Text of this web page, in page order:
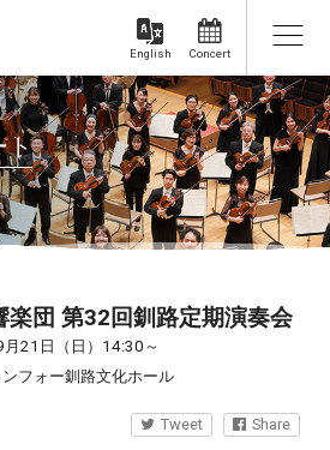
Concert
English
ト
楽団 第32回釧路定期演奏会
21日（日）14:30～
ンフォー釧路文化ホール
Tweet Share